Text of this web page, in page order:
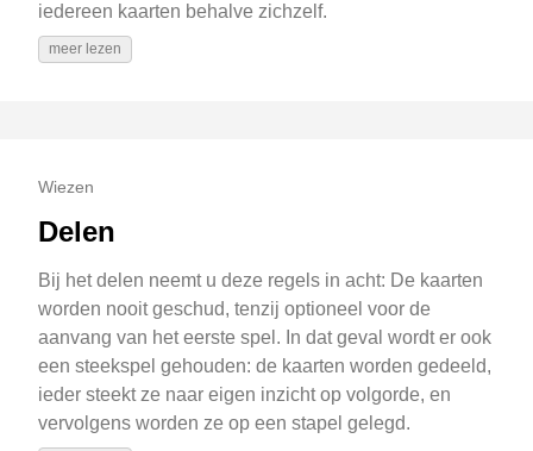
iedereen kaarten behalve zichzelf.
meer lezen
Wiezen
Delen
Bij het delen neemt u deze regels in acht: De kaarten
worden nooit geschud, tenzij optioneel voor de
aanvang van het eerste spel. In dat geval wordt er ook
een steekspel gehouden: de kaarten worden gedeeld,
ieder steekt ze naar eigen inzicht op volgorde, en
vervolgens worden ze op een stapel gelegd.